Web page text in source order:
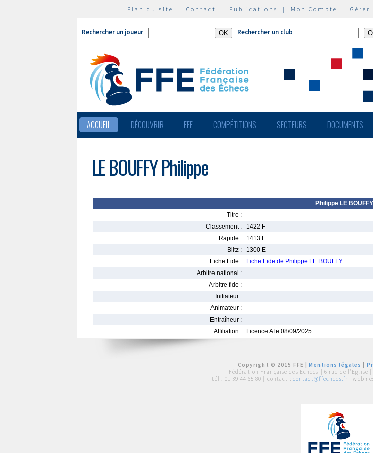
Plan du site | Contact | Publications | Mon Compte | Gérer
Rechercher un joueur Rechercher un club
ACCUEIL DÉCOUVRIR FFE COMPÉTITIONS SECTEURS DOCUMENTS
LE BOUFFY Philippe
Philippe LE BOUFFY
Titre :
Classement :
1422 F
Rapide :
1413 F
Blitz :
1300 E
Fiche Fide :
Fiche Fide de Philippe LE BOUFFY
Arbitre national :
Arbitre fide :
Initiateur :
Animateur :
Entraîneur :
Affiliation :
Licence A le 08/09/2025
Copyright © 2015 FFE |Mentions légales
Fédération Française des Echecs | 6 rue de l'Eglise |
tél : 01 39 44 65 80 | contact : contact@ffechecs.fr |